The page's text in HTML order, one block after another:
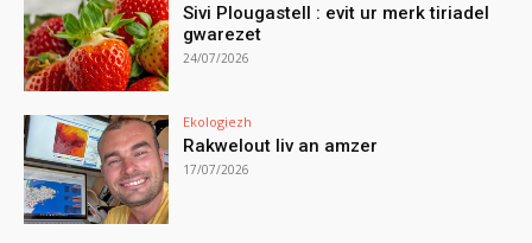
Sivi Plougastell : evit ur merk tiriadel
gwarezet
24/07/2026
Ekologiezh
Rakwelout liv an amzer
17/07/2026